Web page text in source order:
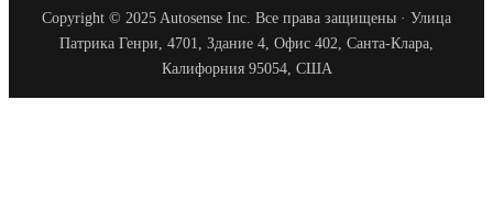
Copyright © 2025 Autosense Inc. Все права защищены · Улица
Патрика Генри, 4701, Здание 4, Офис 402, Санта-Клара,
Калифорния 95054, США